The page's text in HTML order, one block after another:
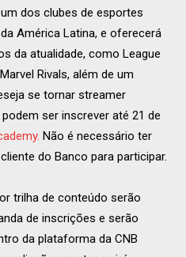
dos clubes de esportes
América Latina, e oferecerá
da atualidade, como League
Rivals, além de um
se tornar streamer
ser inscrever até 21 de
Não é necessário ter
do Banco para participar.
trilha de conteúdo serão
de inscrições e serão
da plataforma da CNB